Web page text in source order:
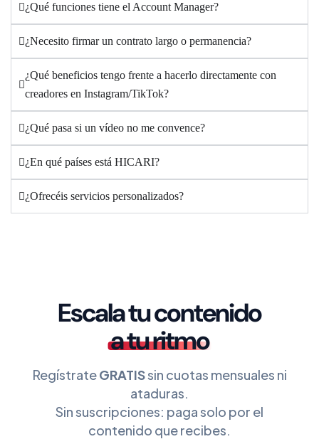
¿Qué funciones tiene el Account Manager?
¿Necesito firmar un contrato largo o permanencia?
¿Qué beneficios tengo frente a hacerlo directamente con
creadores en Instagram/TikTok?
¿Qué pasa si un vídeo no me convence?
¿En qué países está HICARI?
¿Ofrecéis servicios personalizados?
Escala tu contenido
a tu ritmo
RegístrateGRATISsin cuotas mensuales ni
ataduras.
Sin suscripciones: paga solo por el
contenido que recibes.